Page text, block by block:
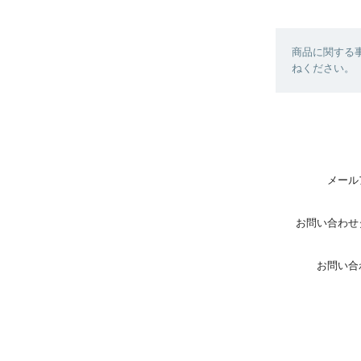
商品に関する
ねください。
メー
お問い合わ
お問い